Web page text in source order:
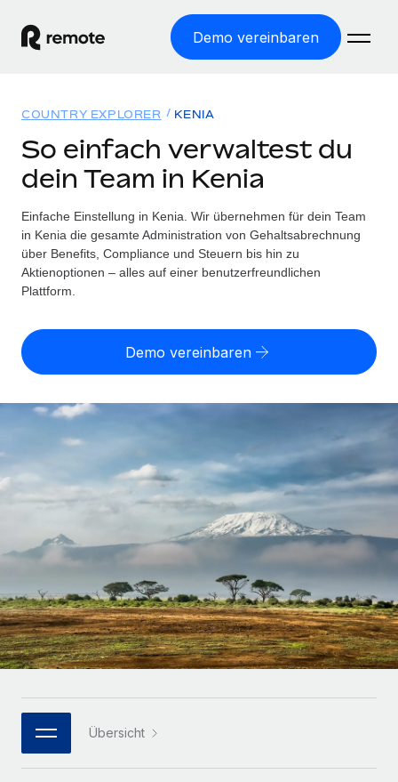
Demo vereinbaren
WELTWEITE BESCHÄFTIGUNG
Globale Payroll
Einfache, rechtssicher Payroll
Employer of Record
Weltweites Wachstum ohne Kosten für Niederlassungen
Contractor of Record
Rechtssichere, weltweite Arbeit mit Freelancer:innen
Globales Onboarding und Verwalten von
Auslagern von komplexen HR-Aufgaben
INFRASTRUKTUR
Nahtlose Integration der HR in bestehende Abläufe
Plattform
Integrierte HR-Kernfunktionen für dein Team
MCP
Integrationen
Lösungen
WELTWEITE ABDECKUNG
Country Explorer
Länderspezifische Unterstützung bei der Einstellung
Einfache Einstellung in allen US-Bundesstaaten
WACHSTUMSPHASE
Startups
Agile HR- und Payroll-Lösungen für wachsende
Mittelstand
Maßgeschneiderte HR-Lösungen, um Teams zu
vergrößern
Enterprise
Globale HR für Konzerne und Großunternehmen
PARTNER WERDEN
Flexible Einbettung von Global-HR-Funktionen in deine
Ressourcen
TOOLS UND RECHNER
Scheinselbstständigkeitsrisiko berechnen
Personalkostenrechner
Gesamtbeschäftigungskosten
Honorarzahlungen berechnen
Informationen zu möglichen Währungen und
Abwicklungsfristen für globale Freelancer:innen
Forschung und Leitfäden
Fallstudien
HR-Glossar
Bibliothek für Stellenbeschreibungen
Webinare
Preise
Nederlands
Français
Español
Italiano
Português (Portugal)
한국어
COUNTRY EXPLORER KENIA
So einfach verwaltest du
dein Team in Kenia
Einfache Einstellung in Kenia. Wir übernehmen für dein Team
in Kenia die gesamte Administration von Gehaltsabrechnung
über Benefits, Compliance und Steuern bis hin zu
Aktienoptionen – alles auf einer benutzerfreundlichen
Plattform.
Demo vereinbaren
Übersicht